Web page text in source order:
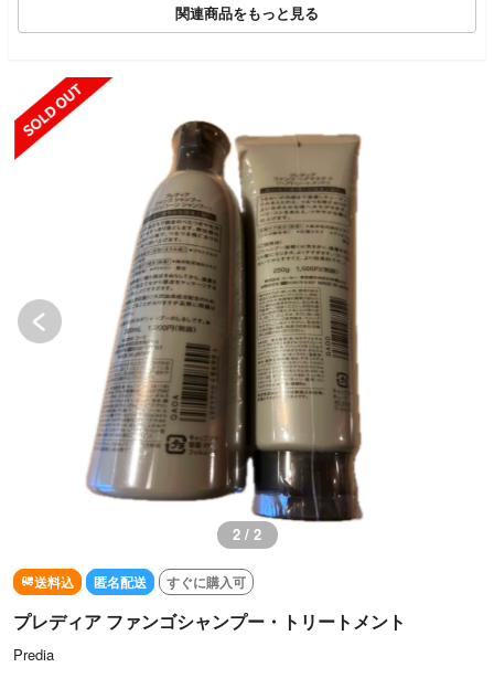
関連商品をもっと見る
2 / 2
送料込 匿名配送 すぐに購入可
プレディア ファンゴシャンプー・トリートメント
Predia